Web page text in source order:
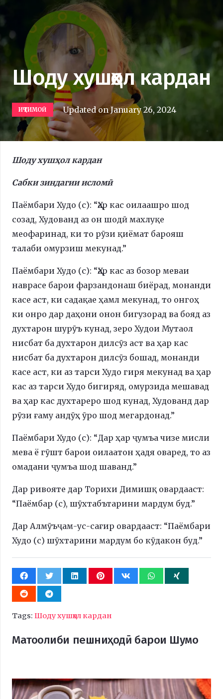
Шоду хушҳол кардан
ИҶТИМОӢ Updated onJanuary 26, 2024
Шоду хушҳол кардан
Сабки зиндагии исломӣ
Паёмбари Худо (с): “Ҳар кас оилаашро шод
созад, Худованд аз он шодӣ махлуқе
меофаринад, ки то рӯзи қиёмат барояш
талаби омурзиш мекунад.”
Паёмбари Худо (с): “Ҳар кас аз бозор меваи
наврасе барои фарзандонаш биёрад, монанди
касе аст, ки садақае ҳамл мекунад, то онгоҳ
ки онро дар даҳони онон бигузорад ва бояд аз
духтарон шурӯъ кунад, зеро Худои Мутаол
нисбат ба духтарон дилсӯз аст ва ҳар кас
нисбат ба духтарон дилсӯз бошад, монанди
касе аст, ки аз тарси Худо гиря мекунад ва ҳар
кас аз тарси Худо бигиряд, омурзида мешавад
ва ҳар кас духтареро шод кунад, Худованд дар
рӯзи ғаму андӯҳ ӯро шод мегардонад.”
Паёмбари Худо (с): “Дар ҳар ҷумъа чизе мисли
мева ё гӯшт барои оилаатон ҳадя оваред, то аз
омадани ҷумъа шод шаванд.”
Дар ривояте дар Торихи Димишқ овардааст:
“Паёмбар (с), шӯхтабътарини мардум буд.”
Дар Алмӯъҷам-ус-сағир овардааст: “Паёмбари
Худо (с) шӯхтарини мардум бо кӯдакон буд.”
Tags: Шоду хушҳол кардан
Матоолиби пешниҳодӣ барои Шумо